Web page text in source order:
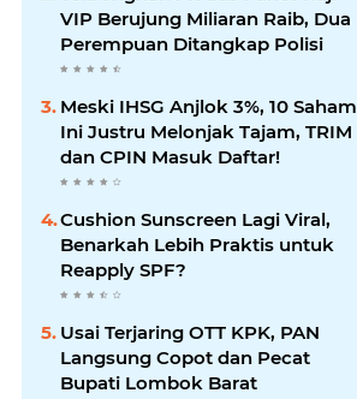
VIP Berujung Miliaran Raib, Dua
Perempuan Ditangkap Polisi
Meski IHSG Anjlok 3%, 10 Saham
Ini Justru Melonjak Tajam, TRIM
dan CPIN Masuk Daftar!
Cushion Sunscreen Lagi Viral,
Benarkah Lebih Praktis untuk
Reapply SPF?
Usai Terjaring OTT KPK, PAN
Langsung Copot dan Pecat
Bupati Lombok Barat